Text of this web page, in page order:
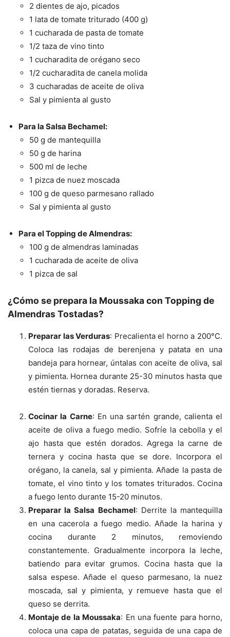
2 dientes de ajo, picados
1 lata de tomate triturado (400 g)
1 cucharada de pasta de tomate
1/2 taza de vino tinto
1 cucharadita de orégano seco
1/2 cucharadita de canela molida
3 cucharadas de aceite de oliva
Sal y pimienta al gusto
Para la Salsa Bechamel:
50 g de mantequilla
50 g de harina
500 ml de leche
1 pizca de nuez moscada
100 g de queso parmesano rallado
Sal y pimienta al gusto
Para el Topping de Almendras:
100 g de almendras laminadas
1 cucharada de aceite de oliva
1 pizca de sal
¿Cómo se prepara la Moussaka con Topping de
Almendras Tostadas?
Preparar las Verduras: Precalienta el horno a 200°C.
Coloca las rodajas de berenjena y patata en una
bandeja para hornear, úntalas con aceite de oliva, sal
y pimienta. Hornea durante 25-30 minutos hasta que
estén tiernas y doradas. Reserva.
Cocinar la Carne: En una sartén grande, calienta el
aceite de oliva a fuego medio. Sofríe la cebolla y el
ajo hasta que estén dorados. Agrega la carne de
ternera y cocina hasta que se dore. Incorpora el
orégano, la canela, sal y pimienta. Añade la pasta de
tomate, el vino tinto y los tomates triturados. Cocina
a fuego lento durante 15-20 minutos.
Preparar la Salsa Bechamel: Derrite la mantequilla
en una cacerola a fuego medio. Añade la harina y
cocina durante 2 minutos, removiendo
constantemente. Gradualmente incorpora la leche,
batiendo para evitar grumos. Cocina hasta que la
salsa espese. Añade el queso parmesano, la nuez
moscada, sal y pimienta, y remueve hasta que el
queso se derrita.
Montaje de la Moussaka: En una fuente para horno,
coloca una capa de patatas, seguida de una capa de